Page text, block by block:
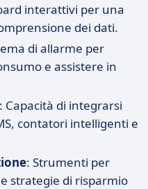
interattivi per una
dei dati.
di allarme per
e assistere in
: Capacità di integrarsi
contatori intelligenti e
: Strumenti per
strategie di risparmio